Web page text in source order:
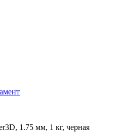
1.75 мм, 1 кг, черная